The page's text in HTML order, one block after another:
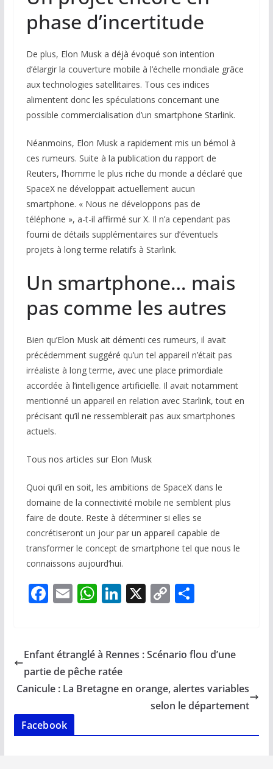
phase d’incertitude
De plus, Elon Musk a déjà évoqué son intention
d’élargir la couverture mobile à l’échelle mondiale grâce
aux technologies satellitaires. Tous ces indices
alimentent donc les spéculations concernant une
possible commercialisation d’un smartphone Starlink.
Néanmoins, Elon Musk a rapidement mis un bémol à
ces rumeurs. Suite à la publication du rapport de
Reuters, l’homme le plus riche du monde a déclaré que
SpaceX ne développait actuellement aucun
smartphone. « Nous ne développons pas de
téléphone », a-t-il affirmé sur X. Il n’a cependant pas
fourni de détails supplémentaires sur d’éventuels
projets à long terme relatifs à Starlink.
Un smartphone… mais
pas comme les autres
Bien qu’Elon Musk ait démenti ces rumeurs, il avait
précédemment suggéré qu’un tel appareil n’était pas
irréaliste à long terme, avec une place primordiale
accordée à l’intelligence artificielle. Il avait notamment
mentionné un appareil en relation avec Starlink, tout en
précisant qu’il ne ressemblerait pas aux smartphones
actuels.
Tous nos articles sur Elon Musk
Quoi qu’il en soit, les ambitions de SpaceX dans le
domaine de la connectivité mobile ne semblent plus
faire de doute. Reste à déterminer si elles se
concrétiseront un jour par un appareil capable de
transformer le concept de smartphone tel que nous le
connaissons aujourd’hui.
F
b
o
o
k
E
l
W
s
A
p
Li
e
dI
n
X C
y
n
k
P
g
Enfant étranglé à Rennes : Scénario flou d’une
partie de pêche ratée
Canicule : La Bretagne en orange, alertes variables
selon le département
Facebook